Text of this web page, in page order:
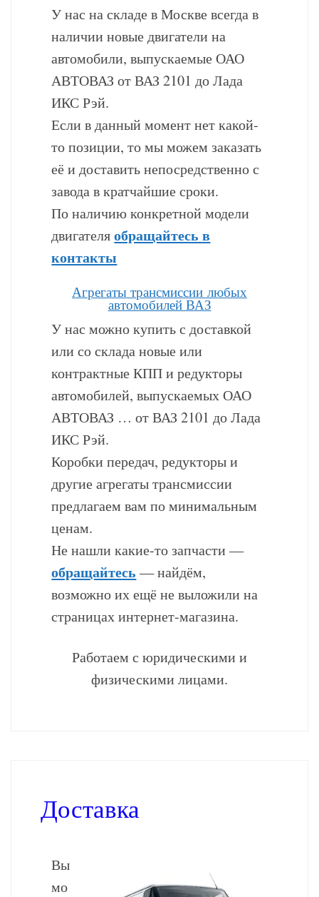
У нас на складе в Москве всегда в
наличии новые двигатели на
автомобили, выпускаемые ОАО
АВТОВАЗ от ВАЗ 2101 до Лада
ИКС Рэй.
Если в данный момент нет какой-
то позиции, то мы можем заказать
её и доставить непосредственно с
завода в кратчайшие сроки.
По наличию конкретной модели
двигателяобращайтесь в
контакты
Агрегаты трансмиссии любых
автомобилей ВАЗ
У нас можно купить с доставкой
или со склада новые или
контрактные КПП и редукторы
автомобилей, выпускаемых ОАО
АВТОВАЗ … от ВАЗ 2101 до Лада
ИКС Рэй.
Коробки передач, редукторы и
другие агрегаты трансмиссии
предлагаем вам по минимальным
ценам.
Не нашли какие-то запчасти —
обращайтесь — найдём,
возможно их ещё не выложили на
страницах интернет-магазина.
Работаем с юридическими и
физическими лицами.
Доставка
Вы
мо